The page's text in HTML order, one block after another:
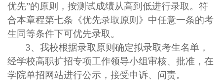
优先”的原则， 按测试成绩从高到低进行录取。 符
合本章程第七条《优先录取原则》中任意一条的考
生同等条件下可优先录取。
3、我校根据录取原则确定拟录取考生名单，
经学校高职扩招专项工作领导小组审核、批准，在
学院单招网站进行公示，接受申诉、问责。